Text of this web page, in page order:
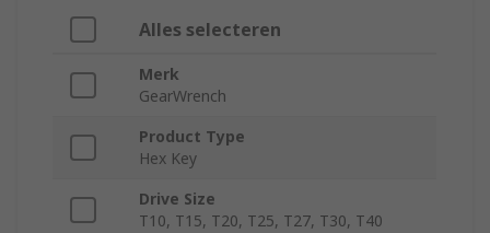
Alles selecteren
Merk
GearWrench
Product Type
Hex Key
Drive Size
T10, T15, T20, T25, T27, T30, T40